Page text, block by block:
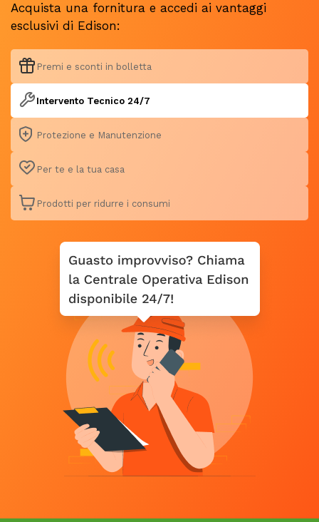
Acquista una fornitura e accedi ai vantaggi
esclusivi di Edison:
Premi e sconti in bolletta
Intervento Tecnico 24/7
Protezione e Manutenzione
Per te e la tua casa
Prodotti per ridurre i consumi